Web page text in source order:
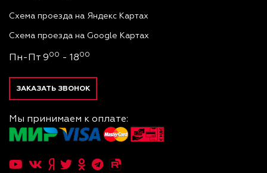
Схема проезда на Яндекс Картах
Схема проезда на Google Картах
Пн-Пт 900 - 1800
ЗАКАЗАТЬ ЗВОНОК
Мы принимаем к оплате: